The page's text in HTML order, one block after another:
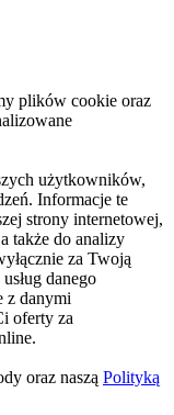
plików cookie oraz
użytkowników,
Informacje te
strony internetowej,
także do analizy
za Twoją
danego
z danymi
oferty za
oraz naszą Polityką